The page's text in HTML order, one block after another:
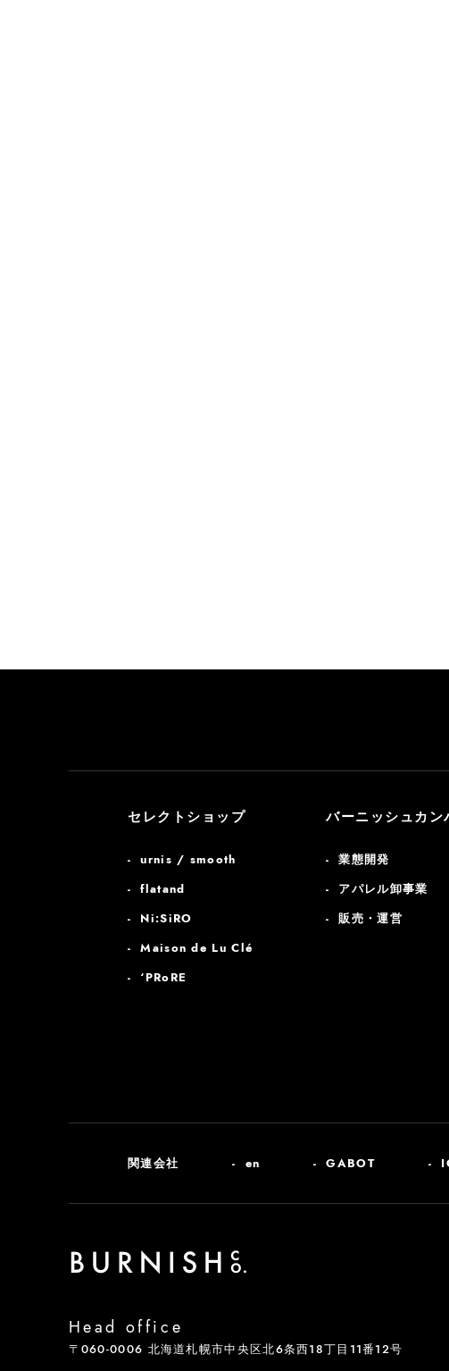
セレクトショップ
urnis / smooth
flatand
Ni:SiRO
Maison de Lu Clé
‘PRoRE
バーニッシュカン
業態開発
アパレル卸事業
販売・運営
関連会社 en GABOT
Head office
〒060-0006 北海道札幌市中央区北6条西18丁目11番12号